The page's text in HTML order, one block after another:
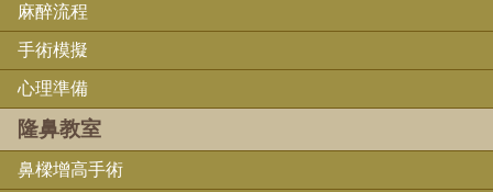
麻醉流程
手術模擬
心理準備
隆鼻教室
鼻樑增高手術